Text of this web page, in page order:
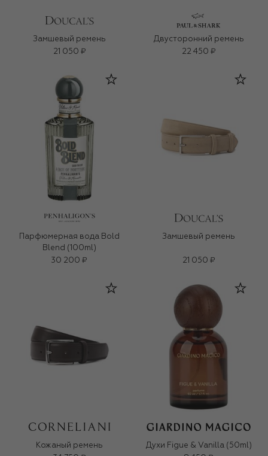
Замшевый ремень
21 050 ₽
Двусторонний ремень
22 450 ₽
Парфюмерная вода Bold
Blend (100ml)
30 200 ₽
Замшевый ремень
21 050 ₽
Кожаный ремень
Духи Figue & Vanilla (50ml)